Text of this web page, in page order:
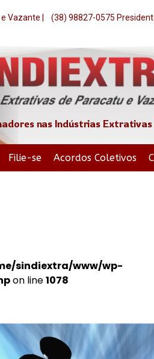
Vazante | (38) 98827-0575
nas Indústrias
Filie-se Acordos Coletivos
sindiextra/www/wp-
on line1078